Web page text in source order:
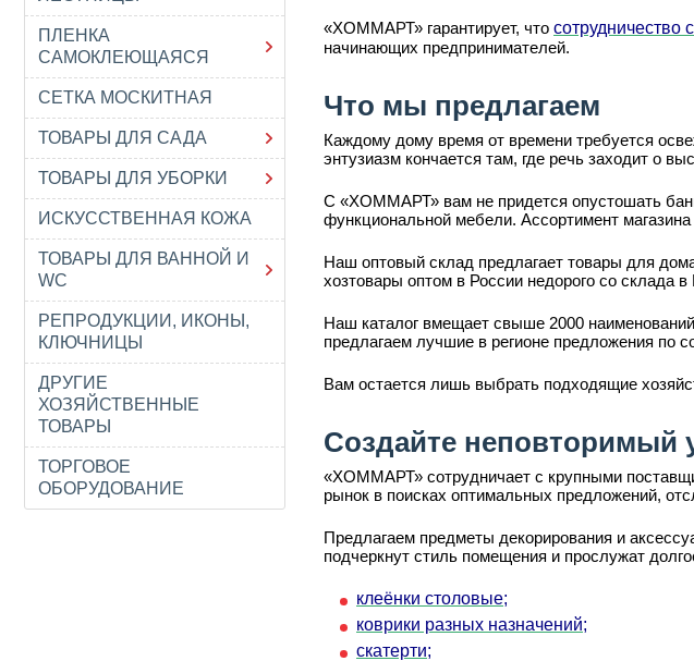
ПЛЕНКА
САМОКЛЕЮЩАЯСЯ
СЕТКА МОСКИТНАЯ
ТОВАРЫ ДЛЯ САДА
ТОВАРЫ ДЛЯ УБОРКИ
ИСКУССТВЕННАЯ КОЖА
ТОВАРЫ ДЛЯ ВАННОЙ И
WC
РЕПРОДУКЦИИ, ИКОНЫ,
КЛЮЧНИЦЫ
ДРУГИЕ
ХОЗЯЙСТВЕННЫЕ
ТОВАРЫ
ТОРГОВОЕ
ОБОРУДОВАНИЕ
«ХОММАРТ» гарантирует, что сотрудничество
начинающих предпринимателей.
Что мы предлагаем
Каждому дому время от времени требуется
энтузиазм кончается там, где речь заходит о
С «ХОММАРТ» вам не придется опустошать
функциональной мебели. Ассортимент
Наш оптовый склад предлагает товары для
хозтовары оптом в России недорого со склада
Наш каталог вмещает свыше 2000
предлагаем лучшие в регионе предложения по
Вам остается лишь выбрать подходящие
Создайте неповторимый
«ХОММАРТ» сотрудничает с крупными
рынок в поисках оптимальных предложений,
Предлагаем предметы декорирования и
подчеркнут стиль помещения и прослужат
клеёнки столовые;
коврики разных назначений;
скатерти;